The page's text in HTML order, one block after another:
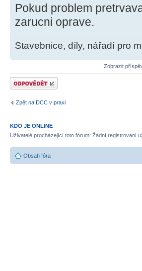
Pokud problem
zarucni oprave.
Stavebnice, díly, nářadí pro
Zobrazit
Odeslat odpověď
Zpět na DCC v praxi
KDO JE ONLINE
Uživatelé procházející toto fórum: Žádní registrovaní
Obsah fóra